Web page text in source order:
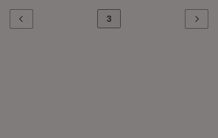
Zurück Zur Seite
3 Weiter